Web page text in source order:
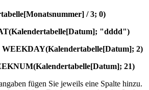
/ 3; 0)
"dddd")
WEEKDAY(Kalendertabelle[Datum]; 2)
21)
fügen Sie jeweils eine Spalte hinzu.